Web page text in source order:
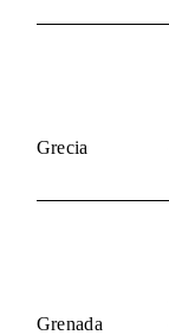
Grecia
Grenada